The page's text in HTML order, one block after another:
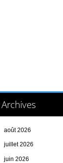
Archives
août 2026
juillet 2026
juin 2026